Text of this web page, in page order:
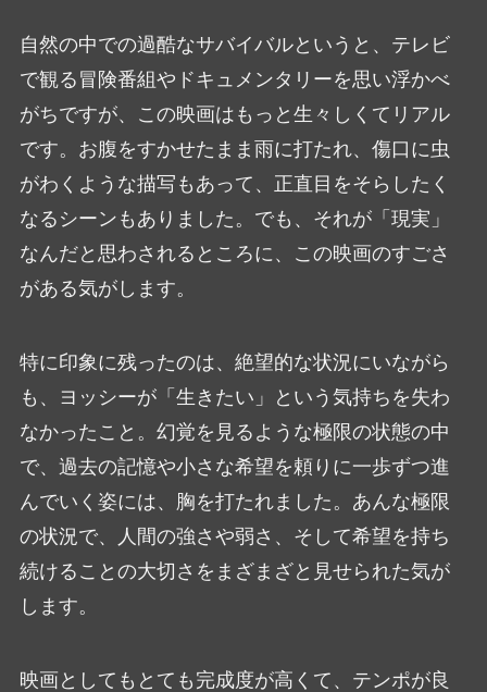
自然の中での過酷なサバイバルというと、テレビ
で観る冒険番組やドキュメンタリーを思い浮かべ
がちですが、この映画はもっと生々しくてリアル
です。お腹をすかせたまま雨に打たれ、傷口に虫
がわくような描写もあって、正直目をそらしたく
なるシーンもありました。でも、それが「現実」
なんだと思わされるところに、この映画のすごさ
がある気がします。
特に印象に残ったのは、絶望的な状況にいながら
も、ヨッシーが「生きたい」という気持ちを失わ
なかったこと。幻覚を見るような極限の状態の中
で、過去の記憶や小さな希望を頼りに一歩ずつ進
んでいく姿には、胸を打たれました。あんな極限
の状況で、人間の強さや弱さ、そして希望を持ち
続けることの大切さをまざまざと見せられた気が
します。
映画としてもとても完成度が高くて、テンポが良